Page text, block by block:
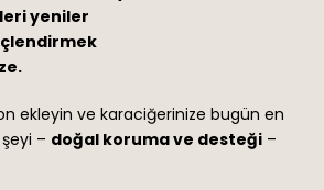
yeniler
ekleyin ve karaciğerinize bugün en
– doğal koruma ve desteği –